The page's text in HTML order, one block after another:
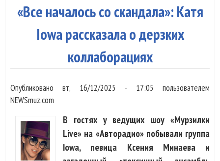
«Все началось со скандала»: Катя
Iowa рассказала о дерзких
коллаборациях
Опубликовановт, 16/12/2025 - 17:05 пользователем
NEWSmuz.com
В гостях у ведущих шоу «Мурзилки
Live» на «Авторадио» побывали группа
Iowa, певица Ксения Минаева и